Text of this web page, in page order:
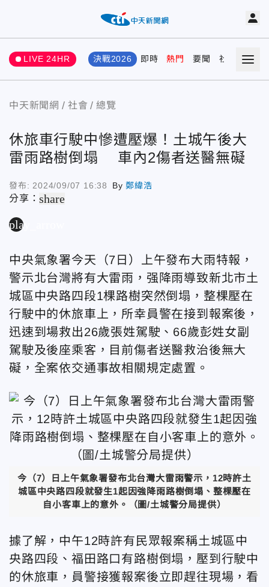
LIVE 24HR 決戰2026 即時 熱門 要聞 社會 娛樂
中天新聞網 社會 總覽
休旅車行駛中慘遭壓爆！土城午後大
雷雨路樹倒塌 車內2傷者送醫無礙
發布: 2024/09/07 16:38 By鄭緯浩
分享：share
play_arrow
中央氣象署今天（7日）上午發布大雨特報，
警示北台灣將有大雷雨，强降雨導致新北市土
城區中央路四段1棵路樹突然倒塌，整棵壓在
行駛中的休旅車上，所幸員警在接到報案後，
迅速到場救出26歲張姓駕駛、66歲彭姓女副
駕駛及後座乘客，目前傷者送醫救治後無大
礙，全案依交通事故相關規定處置。
今（7）日上午氣象署發布北台灣大雷雨警示，12時許土
城區中央路四段就發生1起因強降雨路樹倒塌、整棵壓在
自小客車上的意外。（圖/土城警分局提供）
據了解，中午12時許有民眾報案稱土城區中
央路四段、福田路口有路樹倒塌，壓到行駛中
的休旅車，員警接獲報案後立即趕往現場，看